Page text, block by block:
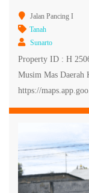
Jalan Pancing I
Tanah
Sunarto
Property ID : H
Musim Mas Daerah
https://